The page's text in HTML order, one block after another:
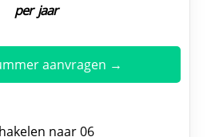
per jaar
aanvragen →
naar 06